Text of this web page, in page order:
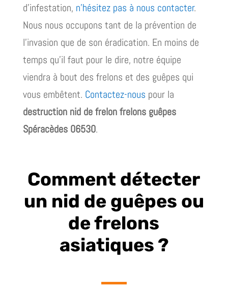
d’infestation, n’hésitez pas à nous contacter.
Nous nous occupons tant de la prévention de
l’invasion que de son éradication. En moins de
temps qu’il faut pour le dire, notre équipe
viendra à bout des frelons et des guêpes qui
vous embêtent. Contactez-nous pour la
destruction nid de frelon frelons guêpes
Spéracèdes 06530.
Comment détecter
un nid de guêpes ou
de frelons
asiatiques ?